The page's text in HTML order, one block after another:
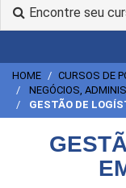
Encontre seu
HOME
CURSOS DE
NEGÓCIOS,
GESTÃO DE